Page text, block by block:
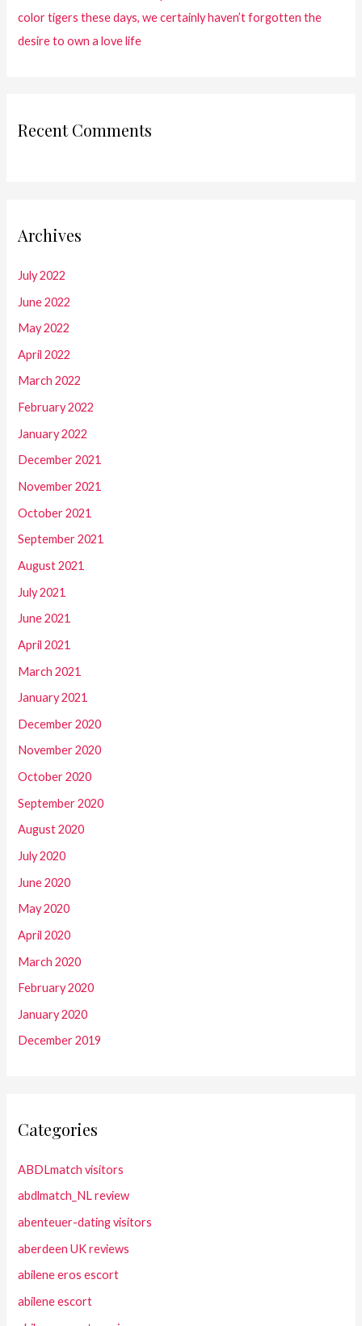
color tigers these days, we certainly haven’t forgotten the
desire to own a love life
Recent Comments
Archives
July 2022
June 2022
May 2022
April 2022
March 2022
February 2022
January 2022
December 2021
November 2021
October 2021
September 2021
August 2021
July 2021
June 2021
April 2021
March 2021
January 2021
December 2020
November 2020
October 2020
September 2020
August 2020
July 2020
June 2020
May 2020
April 2020
March 2020
February 2020
January 2020
December 2019
Categories
ABDLmatch visitors
abdlmatch_NL review
abenteuer-dating visitors
aberdeen UK reviews
abilene eros escort
abilene escort